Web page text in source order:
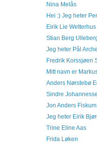
Nina Melås
Hei :) Jeg heter
Eirik Lie Wetterhus
Stian Berg
Jeg heter Pål
Fredrik Korssjøen
Mitt navn er
Anders Nørstebø
Sindre
Jon Anders
Jeg heter Eirik
Trine Eline Aas
Frida Løken